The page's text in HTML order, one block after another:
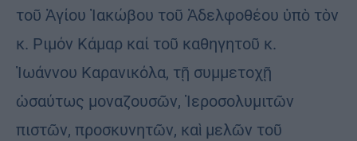
τοῦ Ἁγίου Ἰακώβου τοῦ Ἀδελφοθέου ὑπὸ τὸν
κ. Ριμόν Κάμαρ καί τοῦ καθηγητοῦ κ.
Ἰωάννου Καρανικόλα, τῇ συμμετοχῇ
ὡσαύτως μοναζουσῶν, Ἱεροσολυμιτῶν
πιστῶν, προσκυνητῶν, καὶ μελῶν τοῦ